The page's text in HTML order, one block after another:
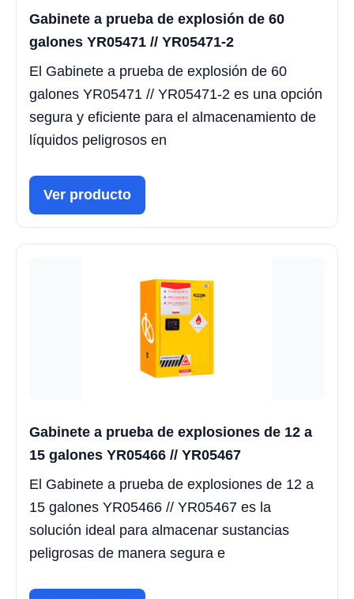
Gabinete a prueba de explosión de 60
galones YR05471 // YR05471-2
El Gabinete a prueba de explosión de 60
galones YR05471 // YR05471-2 es una opción
segura y eficiente para el almacenamiento de
líquidos peligrosos en
Ver producto
Gabinete a prueba de explosiones de 12 a
15 galones YR05466 // YR05467
El Gabinete a prueba de explosiones de 12 a
15 galones YR05466 // YR05467 es la
solución ideal para almacenar sustancias
peligrosas de manera segura e